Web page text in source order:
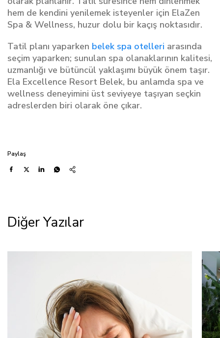
hem de kendini yenilemek isteyenler için ElaZen
Spa & Wellness, huzur dolu bir kaçış noktasıdır.
Tatil planı yaparken belek spa otelleri arasında
seçim yaparken; sunulan spa olanaklarının kalitesi,
uzmanlığı ve bütüncül yaklaşımı büyük önem taşır.
Ela Excellence Resort Belek, bu anlamda spa ve
wellness deneyimini üst seviyeye taşıyan seçkin
adreslerden biri olarak öne çıkar.
Paylaş
Diğer Yazılar